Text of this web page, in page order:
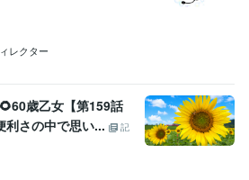
レクター
歳乙女【第159話
利さの中で思い...
記